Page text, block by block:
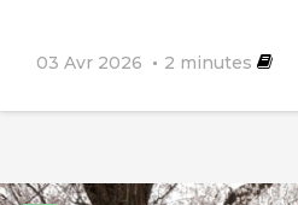
03 Avr 2026 2 minutes